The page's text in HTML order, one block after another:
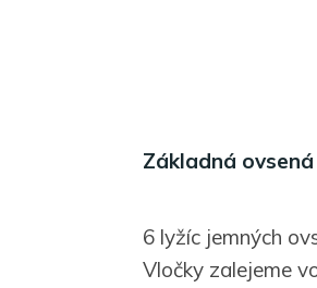
Základná
6 lyžíc jemných
Vločky zalejeme